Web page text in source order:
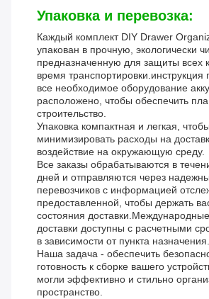
Упаковка и перевозка:
Каждый комплект DIY Drawer
упакован в прочную, экологически
предназначенную для защиты всех
время транспортировки.инструкция
все необходимое оборудование
расположено, чтобы обеспечить
строительство.
Упаковка компактная и легкая, чтобы
минимизировать расходы на
воздействие на окружающую среду.
Все заказы обрабатываются в
дней и отправляются через
перевозчиков с информацией
предоставленной, чтобы держать
состояния
доставки доступны с расчетными
в зависимости от пункта назначения.
Наша задача - обеспечить
готовность к сборке вашего
могли эффективно и стильно
пространство.